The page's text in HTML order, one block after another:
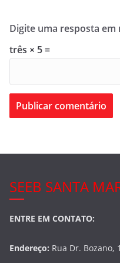
Digite uma resposta em
três × 5 =
SEEB SANTA
ENTRE EM CONTATO:
Endereço: Rua Dr. Bozano,